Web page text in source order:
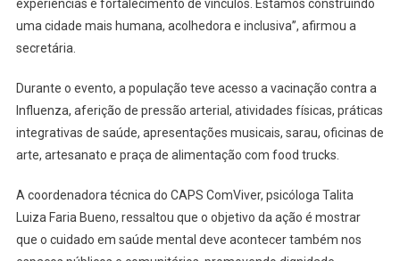
experiências e fortalecimento de vínculos. Estamos construindo
uma cidade mais humana, acolhedora e inclusiva”, afirmou a
secretária.
Durante o evento, a população teve acesso a vacinação contra a
Influenza, aferição de pressão arterial, atividades físicas, práticas
integrativas de saúde, apresentações musicais, sarau, oficinas de
arte, artesanato e praça de alimentação com food trucks.
A coordenadora técnica do CAPS ComViver, psicóloga Talita
Luiza Faria Bueno, ressaltou que o objetivo da ação é mostrar
que o cuidado em saúde mental deve acontecer também nos